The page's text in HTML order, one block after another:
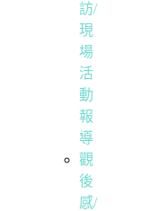
訪/
現
場
活
動
報
導
觀
後
感/